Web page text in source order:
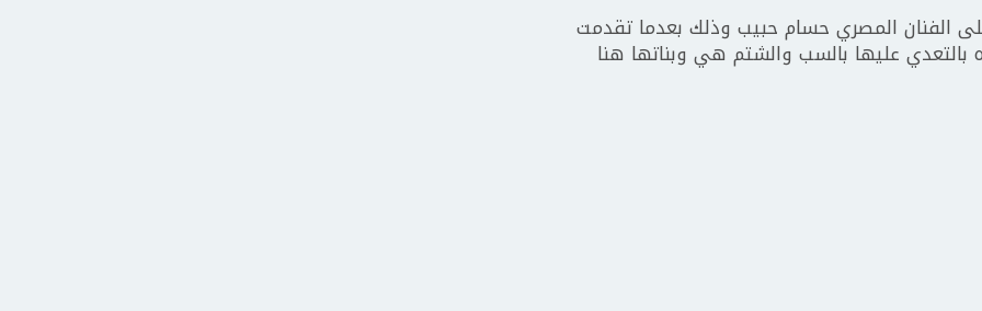
على الفنان المصري حسام حبيب وذلك بعدما تقدمت
بالتعدي عليها بالسب والشتم هي وبناتها هنا